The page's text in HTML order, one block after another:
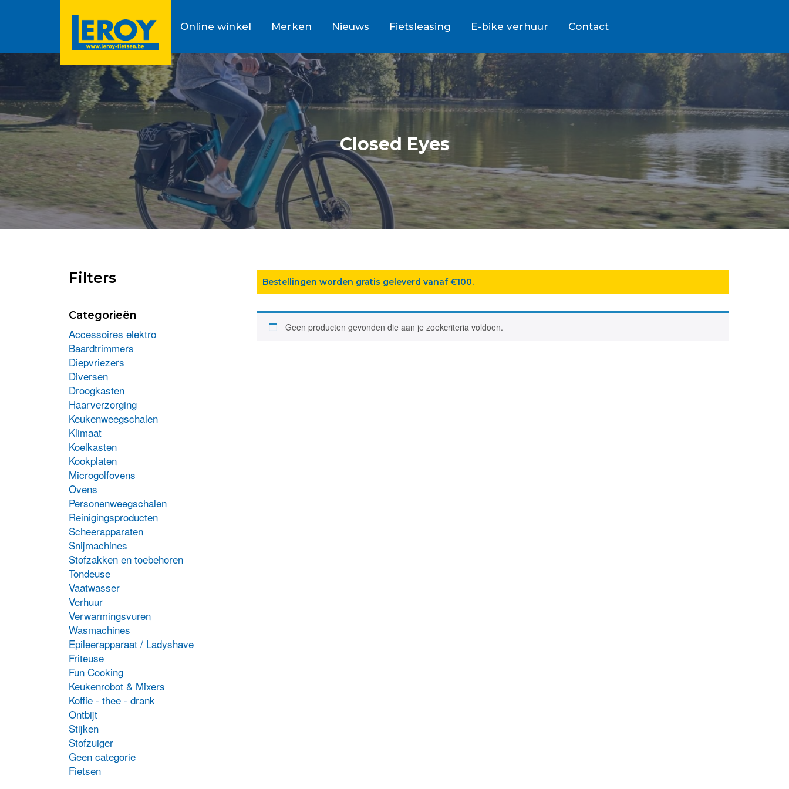
Online winkel Merken Nieuws Fietsleasing E-bike verhuur Contact
Closed Eyes
Filters
Categorieën
Accessoires elektro
Baardtrimmers
Diepvriezers
Diversen
Droogkasten
Haarverzorging
Keukenweegschalen
Klimaat
Koelkasten
Kookplaten
Microgolfovens
Ovens
Personenweegschalen
Reinigingsproducten
Scheerapparaten
Snijmachines
Stofzakken en toebehoren
Tondeuse
Vaatwasser
Verhuur
Verwarmingsvuren
Wasmachines
Epileerapparaat / Ladyshave
Friteuse
Fun Cooking
Keukenrobot & Mixers
Koffie - thee - drank
Ontbijt
Stijken
Stofzuiger
Geen categorie
Fietsen
Bestellingen worden gratis geleverd vanaf €100.
Geen producten gevonden die aan je zoekcriteria voldoen.